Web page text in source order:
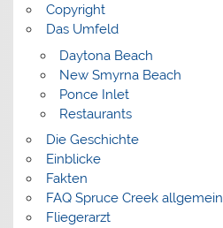
Copyright
Das Umfeld
Daytona Beach
New Smyrna Beach
Ponce Inlet
Restaurants
Die Geschichte
Einblicke
Fakten
FAQ Spruce Creek allgemein
Fliegerarzt